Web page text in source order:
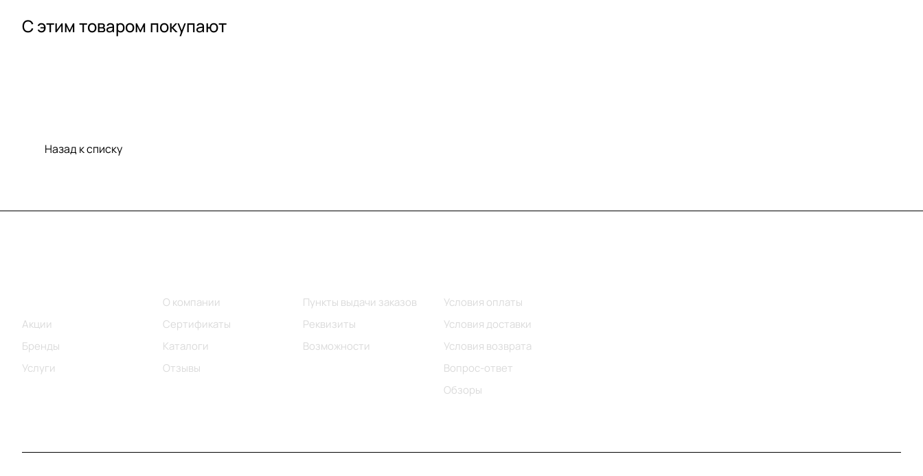
С этим товаром покупают
Назад к списку
Акции
Бренды
Услуги
О компании
Сертификаты
Каталоги
Отзывы
Пункты выдачи заказов
Реквизиты
Возможности
Условия оплаты
Условия доставки
Условия возврата
Вопрос-ответ
Обзоры